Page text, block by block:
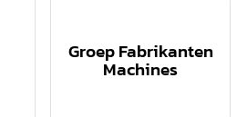
Groep Fabrikanten
Machines